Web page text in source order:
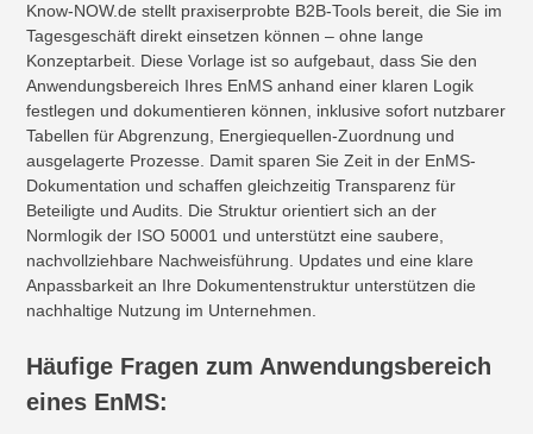
Know-NOW.de stellt praxiserprobte B2B-Tools bereit, die Sie im
Tagesgeschäft direkt einsetzen können – ohne lange
Konzeptarbeit. Diese Vorlage ist so aufgebaut, dass Sie den
Anwendungsbereich Ihres EnMS anhand einer klaren Logik
festlegen und dokumentieren können, inklusive sofort nutzbarer
Tabellen für Abgrenzung, Energiequellen-Zuordnung und
ausgelagerte Prozesse. Damit sparen Sie Zeit in der EnMS-
Dokumentation und schaffen gleichzeitig Transparenz für
Beteiligte und Audits. Die Struktur orientiert sich an der
Normlogik der ISO 50001 und unterstützt eine saubere,
nachvollziehbare Nachweisführung. Updates und eine klare
Anpassbarkeit an Ihre Dokumentenstruktur unterstützen die
nachhaltige Nutzung im Unternehmen.
Häufige Fragen zum Anwendungsbereich
eines EnMS: